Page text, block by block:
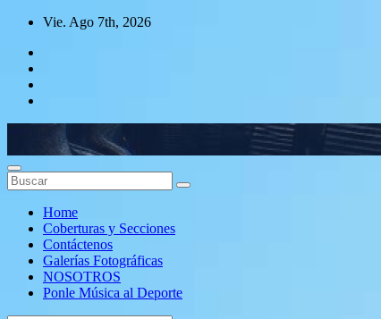
Saltar
contenido
Vie. Ago 7th, 2026
Home
Coberturas y Secciones
Contáctenos
Galerías Fotográficas
NOSOTROS
Ponle Música al Deporte